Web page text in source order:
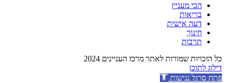
הכי מעניין
בריאות
דעה אישית
חינוך
תרבות
כל הזכויות שמורות לאתר מרכז העניינים 2024
דילוג לתוכן
פתח סרגל נגישות